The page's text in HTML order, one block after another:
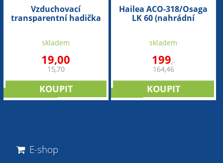
Vzduchovací
transparentní hadička
doporučujeme
skladem
19,00
15,70
Hailea ACO-318/Osaga
LK 60 (nahrádní
skladem
199,-
164,46
E-shop